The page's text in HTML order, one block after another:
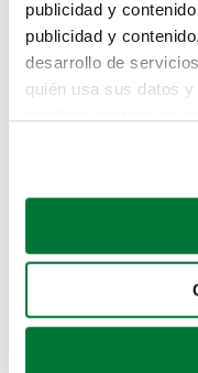
publicidad y
publicidad y
desarrollo de
quién usa sus datos
Si lo permite, también
Recopilar
Identificar su
para buscar
te hemos
Pero puedes
buscando en
Coches de segunda
Coches de km0